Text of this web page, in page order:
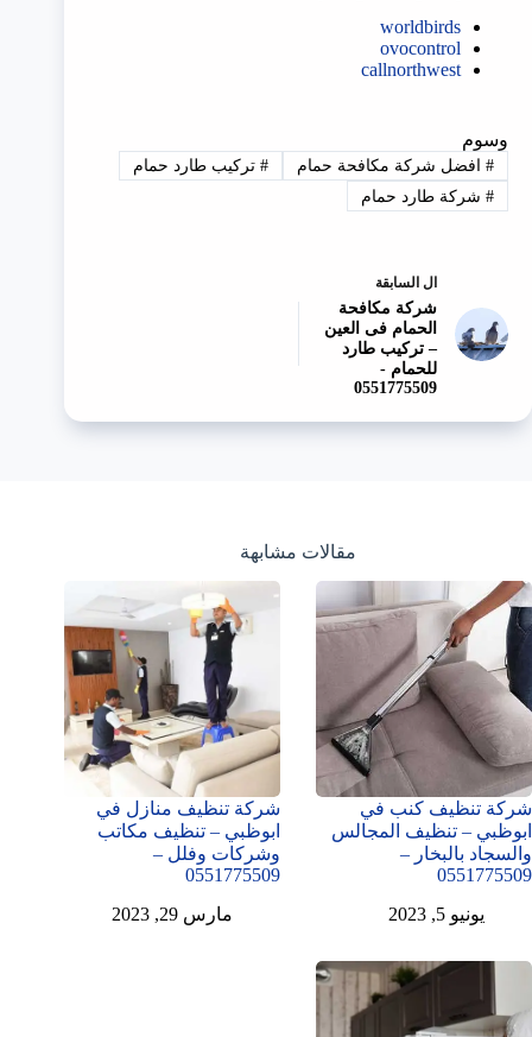
worldbirds
ovocontrol
callnorthwest
وسوم
#افضل شركة مكافحة حمام #تركيب طارد حمام
#شركة طارد حمام
ال السابقة
شركة مكافحة
الحمام فى العين
– تركيب طارد
للحمام -
0551775509
مقالات مشابهة
شركة تنظيف كنب في
ابوظبي – تنظيف المجالس
والسجاد بالبخار –
0551775509
يونيو 5, 2023
شركة تنظيف منازل في
ابوظبي – تنظيف مكاتب
وشركات وفلل –
0551775509
مارس 29, 2023